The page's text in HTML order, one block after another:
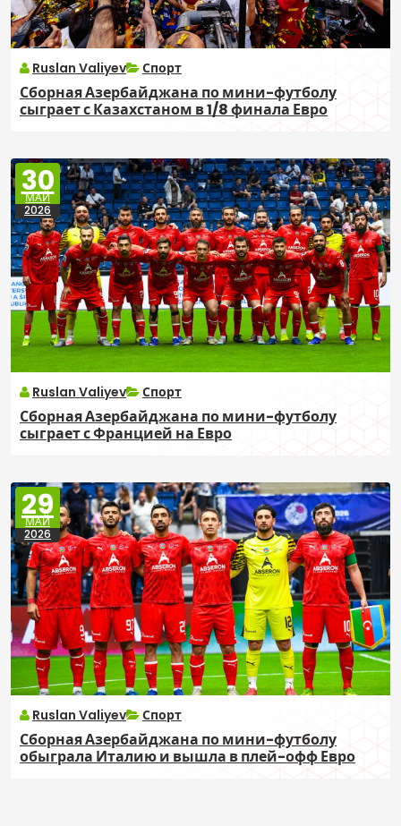
Ruslan Valiyev Спорт
Сборная Азербайджана по мини-футболу
сыграет с Казахстаном в 1/8 финала Евро
30
МАЙ
2026
Ruslan Valiyev Спорт
Сборная Азербайджана по мини-футболу
сыграет с Францией на Евро
29
МАЙ
2026
Ruslan Valiyev Спорт
Сборная Азербайджана по мини-футболу
обыграла Италию и вышла в плей-офф Евро